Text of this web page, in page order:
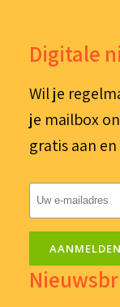
Digitale
Wil je
je mailbox
gratis aan
E-
mailadres
AANMELDEN